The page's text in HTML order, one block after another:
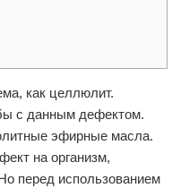
как целлюлит.
с данным дефектом.
эфирные масла.
на организм,
перед использованием